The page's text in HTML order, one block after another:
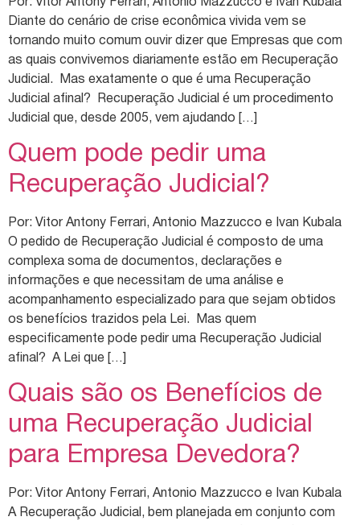
Diante do cenário de crise econômica vivida vem se
tornando muito comum ouvir dizer que Empresas que com
as quais convivemos diariamente estão em Recuperação
Judicial. Mas exatamente o que é uma Recuperação
Judicial afinal? Recuperação Judicial é um procedimento
Judicial que, desde 2005, vem ajudando […]
Quem pode pedir uma
Recuperação Judicial?
Por: Vitor Antony Ferrari, Antonio Mazzucco e Ivan Kubala
O pedido de Recuperação Judicial é composto de uma
complexa soma de documentos, declarações e
informações e que necessitam de uma análise e
acompanhamento especializado para que sejam obtidos
os benefícios trazidos pela Lei. Mas quem
especificamente pode pedir uma Recuperação Judicial
afinal? A Lei que […]
Quais são os Benefícios de
uma Recuperação Judicial
para Empresa Devedora?
Por: Vitor Antony Ferrari, Antonio Mazzucco e Ivan Kubala
A Recuperação Judicial, bem planejada em conjunto com